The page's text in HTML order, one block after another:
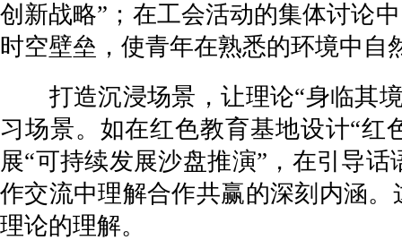
创新战略”；在工会活动的集体讨论
时空壁垒，使青年在熟悉的环境中自
打造沉浸场景，让理论“身临其境
习场景。如在红色教育基地设计“
展“可持续发展沙盘推演”，在引导
作交流中理解合作共赢的深刻内涵
理论的理解。